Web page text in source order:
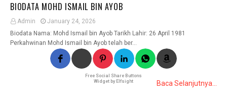
BIODATA MOHD ISMAIL BIN AYOB
Admin
January 24, 2026
Biodata Nama: Mohd Ismail bin Ayob Tarikh Lahir: 26 April 1981
Perkahwinan Mohd Ismail bin Ayob telah ber…
Free Social Share Buttons
Widget by Elfsight
Baca Selanjutnya...